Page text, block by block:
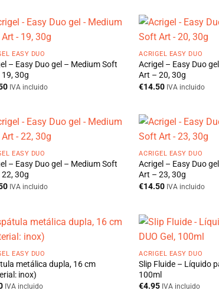
EASY DUO
– Easy Duo gel – Medium Soft
30g
IVA incluido
ACRIGEL EASY DUO
Acrigel – Easy Duo
Art – 20, 30g
€14.50 IVA incluido
EASY DUO
– Easy Duo gel – Medium Soft
30g
IVA incluido
ACRIGEL EASY DUO
Acrigel – Easy Duo
Art – 23, 30g
€14.50 IVA incluido
EASY DUO
metálica dupla, 16 cm
inox)
IVA incluido
ACRIGEL EASY DUO
Slip Fluide – Líquido
100ml
€4.95 IVA incluido